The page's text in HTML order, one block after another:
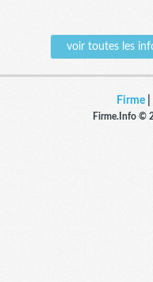
voir toutes les
Firme
Firme.Info ©